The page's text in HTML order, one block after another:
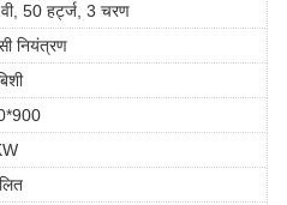
50 हर्ट्ज, 3 चरण
नियंत्रण